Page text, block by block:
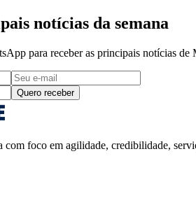
notícias da semana
para receber as principais notícias de
Quero receber
com foco em agilidade, credibilidade,